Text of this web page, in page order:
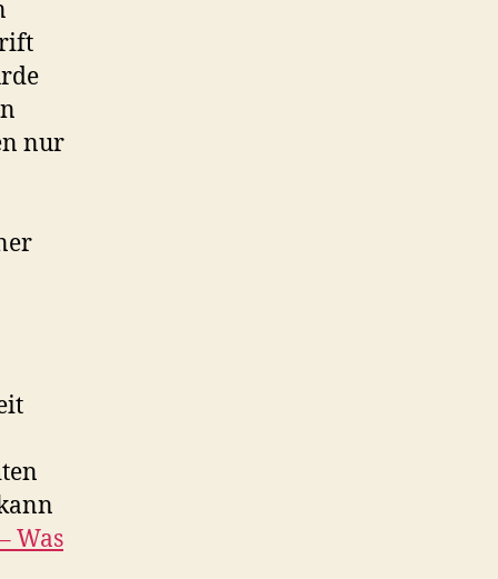
nur
Was